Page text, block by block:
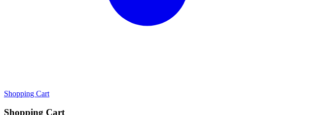
Shopping Cart
Shopping Cart